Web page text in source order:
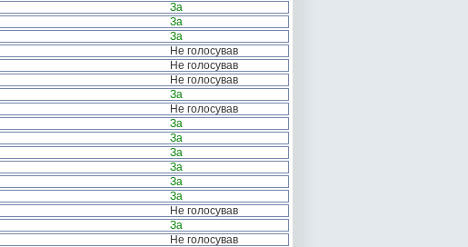
За
За
За
Не голосував
Не голосував
Не голосував
За
Не голосував
За
За
За
За
За
За
Не голосував
За
Не голосував